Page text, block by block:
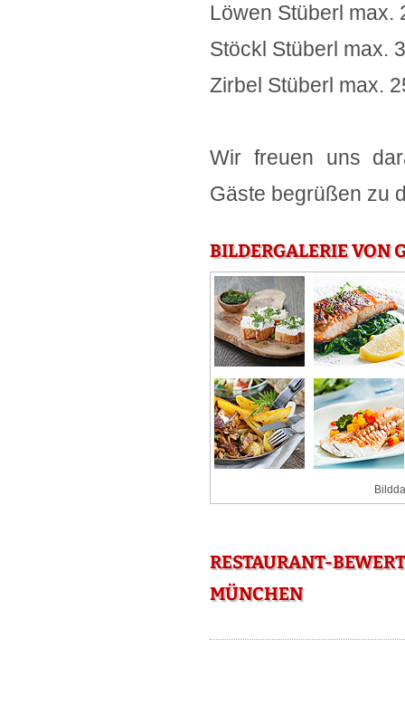
Löwen Stüberl max.
Stöckl Stüberl max.
Zirbel Stüberl max.
Wir freuen uns
Gäste begrüßen zu
BILDERGALERIE VON
RESTAURANT-
MÜNCHEN